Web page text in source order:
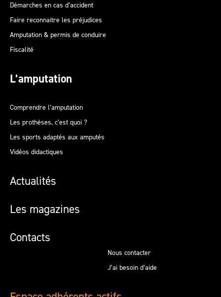
Démarches en cas d’accident
Faire reconnaitre les préjudices
Amputation & permis de conduire
Fiscalité
L’amputation
Comprendre l’amputation
Les prothèses, c’est quoi ?
Les sports adaptés aux amputés
Vidéos didactiques
Actualités
Les magazines
Contacts
Nous contacter
J’ai besoin d’aide